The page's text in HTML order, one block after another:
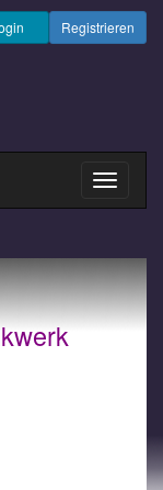
Registrieren
ein-/